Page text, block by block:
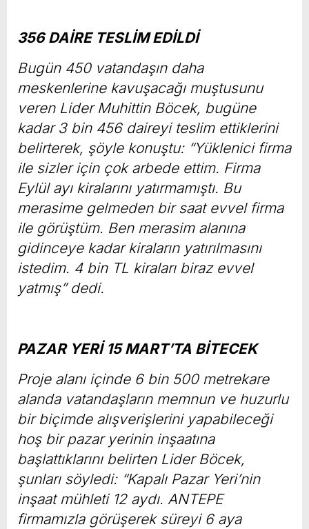
356 DAİRE TESLİM EDİLDİ
Bugün 450 vatandaşın daha
meskenlerine kavuşacağı muştusunu
veren Lider Muhittin Böcek, bugüne
kadar 3 bin 456 daireyi teslim ettiklerini
belirterek, şöyle konuştu: “Yüklenici firma
ile sizler için çok arbede ettim. Firma
Eylül ayı kiralarını yatırmamıştı. Bu
merasime gelmeden bir saat evvel firma
ile görüştüm. Ben merasim alanına
gidinceye kadar kiraların yatırılmasını
istedim. 4 bin TL kiraları biraz evvel
yatmış” dedi.
PAZAR YERİ 15 MART’TA BİTECEK
Proje alanı içinde 6 bin 500 metrekare
alanda vatandaşların memnun ve huzurlu
bir biçimde alışverişlerini yapabileceği
hoş bir pazar yerinin inşaatına
başlattıklarını belirten Lider Böcek,
şunları söyledi: “Kapalı Pazar Yeri’nin
inşaat mühleti 12 aydı. ANTEPE
firmamızla görüşerek süreyi 6 aya